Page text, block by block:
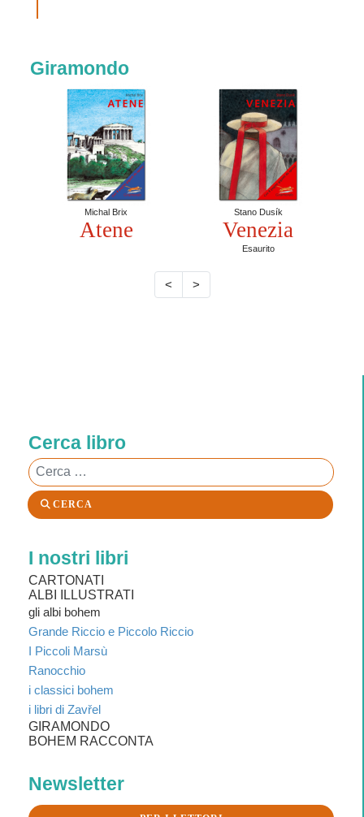
Cerca libro
Cerca
CERCA
I nostri libri
CARTONATI
ALBI ILLUSTRATI
gli albi bohem
Grande Riccio e Piccolo Riccio
I Piccoli Marsù
Ranocchio
i classici bohem
i libri di Zavřel
GIRAMONDO
BOHEM RACCONTA
Newsletter
Giramondo
Michal Brix
Atene
Stano Dusík
Venezia
Esaurito
< >